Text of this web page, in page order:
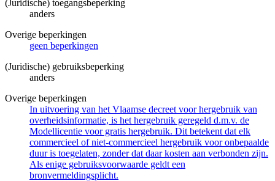
(Juridische) toegangsbeperking
anders
Overige beperkingen
geen beperkingen
(Juridische) gebruiksbeperking
anders
Overige beperkingen
In uitvoering van het Vlaamse decreet voor hergebruik van
overheidsinformatie, is het hergebruik geregeld d.m.v. de
Modellicentie voor gratis hergebruik. Dit betekent dat elk
commercieel of niet-commercieel hergebruik voor onbepaalde
duur is toegelaten, zonder dat daar kosten aan verbonden zijn.
Als enige gebruiksvoorwaarde geldt een
bronvermeldingsplicht.